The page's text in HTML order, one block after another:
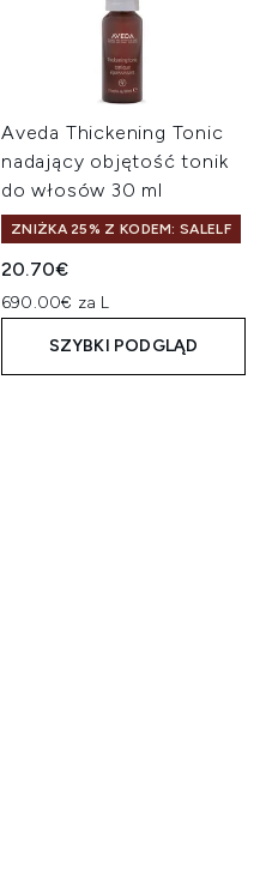
Aveda Thickening Tonic
nadający objętość tonik
do włosów 30 ml
ZNIŻKA 25% Z KODEM: SALELF
20.70€
690.00€ za L
SZYBKI PODGLĄD